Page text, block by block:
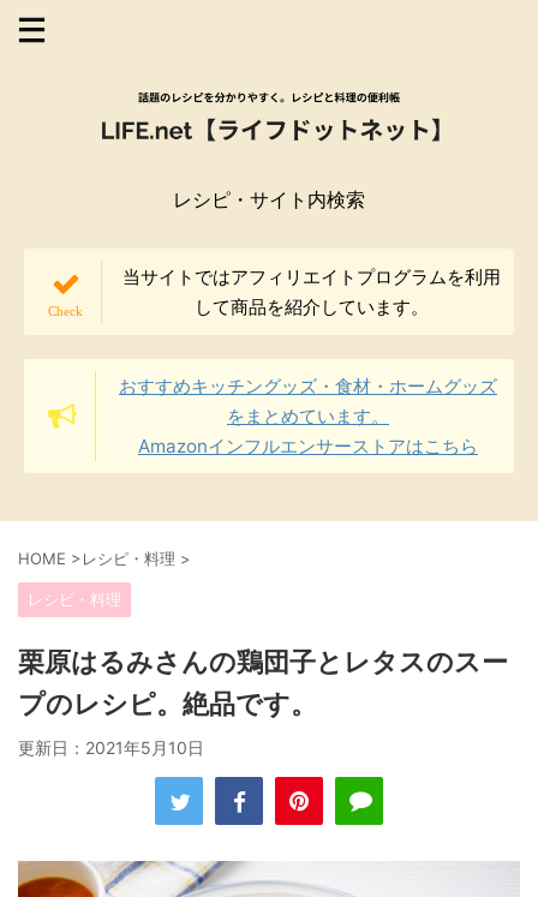
レシピ・サイト内検索
当サイトではアフィリエイトプログラムを利用
して商品を紹介しています。
おすすめキッチングッズ・食材・ホームグッズ
をまとめています。
Amazonインフルエンサーストアはこちら
HOME >レシピ・料理 >
レシピ・料理
栗原はるみさんの鶏団子とレタスのスー
プのレシピ。絶品です。
更新日： 2021年5月10日